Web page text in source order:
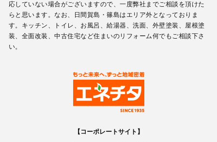
応していない場合がございますので、一度弊社までご相談を頂けた
らと思います。なお、日間賀島・篠島はエリア外となっておりま
す。キッチン、トイレ、お風呂、給湯器、洗面、外壁塗装、屋根塗
装、全面改装、中古住宅など住まいのリフォーム何でもご相談下さ
い。
【コーポレートサイト】